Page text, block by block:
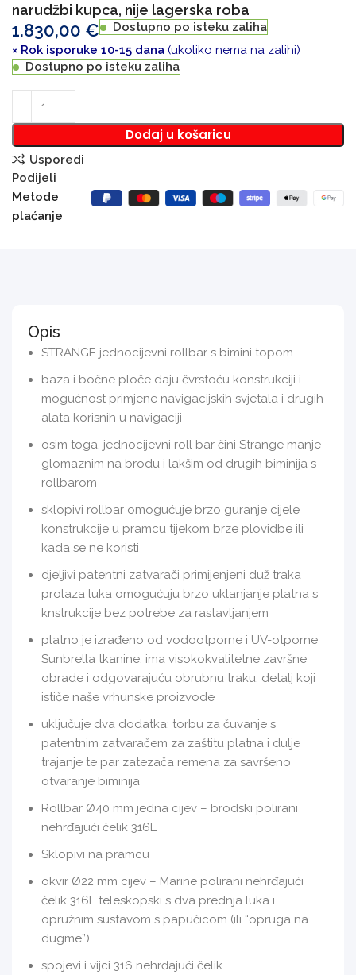
narudžbi kupca, nije lagerska roba
1.830,00 €
Dostupno po isteku zaliha
× Rok isporuke 10-15 dana (ukoliko nema na zalihi)
Dostupno po isteku zaliha
Dodaj u košaricu
Usporedi
Podijeli
Metode
plaćanje
Opis
STRANGE jednocijevni rollbar s bimini topom
baza i bočne ploče daju čvrstoću konstrukciji i
mogućnost primjene navigacijskih svjetala i drugih
alata korisnih u navigaciji
osim toga, jednocijevni roll bar čini Strange manje
glomaznim na brodu i lakšim od drugih biminija s
rollbarom
sklopivi rollbar omogućuje brzo guranje cijele
konstrukcije u pramcu tijekom brze plovidbe ili
kada se ne koristi
djeljivi patentni zatvarači primijenjeni duž traka
prolaza luka omogućuju brzo uklanjanje platna s
knstrukcije bez potrebe za rastavljanjem
platno je izrađeno od vodootporne i UV-otporne
Sunbrella tkanine, ima visokokvalitetne završne
obrade i odgovarajuću obrubnu traku, detalj koji
ističe naše vrhunske proizvode
uključuje dva dodatka: torbu za čuvanje s
patentnim zatvaračem za zaštitu platna i dulje
trajanje te par zatezača remena za savršeno
otvaranje biminija
Rollbar Ø40 mm jedna cijev – brodski polirani
nehrđajući čelik 316L
Sklopivi na pramcu
okvir Ø22 mm cijev – Marine polirani nehrđajući
čelik 316L teleskopski s dva prednja luka i
opružnim sustavom s papučicom (ili “opruga na
dugme”)
spojevi i vijci 316 nehrđajući čelik